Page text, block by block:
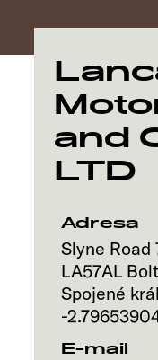
and
LTD
Adresa
Slyne Road
LA57AL
Spojené
-
E-mail